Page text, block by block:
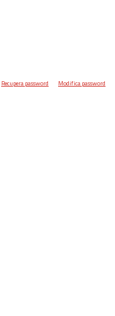
Recupera password Modifica password